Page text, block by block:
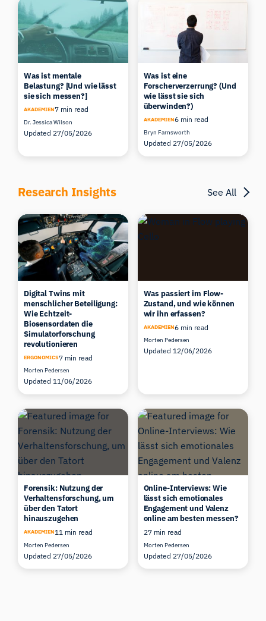
Was ist mentale
Belastung? [Und wie lässt
sie sich messen?]
AKADEMIEN7 min read
Dr. Jessica Wilson
Updated 27/05/2026
Was ist eine
Forscherverzerrung? (Und
wie lässt sie sich
überwinden?)
AKADEMIEN6 min read
Bryn Farnsworth
Updated 27/05/2026
Research Insights See All
Digital Twins mit
menschlicher Beteiligung:
Wie Echtzeit-
Biosensordaten die
Simulatorforschung
revolutionieren
ERGONOMICS7 min read
Morten Pedersen
Updated 11/06/2026
Was passiert im Flow-
Zustand, und wie können
wir ihn erfassen?
AKADEMIEN6 min read
Morten Pedersen
Updated 12/06/2026
Forensik: Nutzung der
Verhaltensforschung, um
über den Tatort
hinauszugehen
AKADEMIEN11 min read
Morten Pedersen
Updated 27/05/2026
Online-Interviews: Wie
lässt sich emotionales
Engagement und Valenz
online am besten messen?
27 min read
Morten Pedersen
Updated 27/05/2026